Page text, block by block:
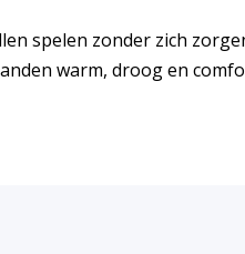
spelen zonder zich
warm, droog en